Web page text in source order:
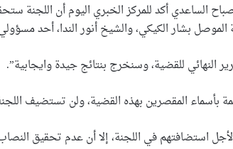
الساعدي أكد للمركز الخبري اليوم أن
بشار الكيكي، والشيخ أنور الندا، أحد
النهائي للقضية، وسنخرج بنتائج جيدة وايجابية”.
بأسماء المقصرين بهذه القضية، ولن تستضيف
استضافتهم في اللجنة، إلا أن عدم تحقيق